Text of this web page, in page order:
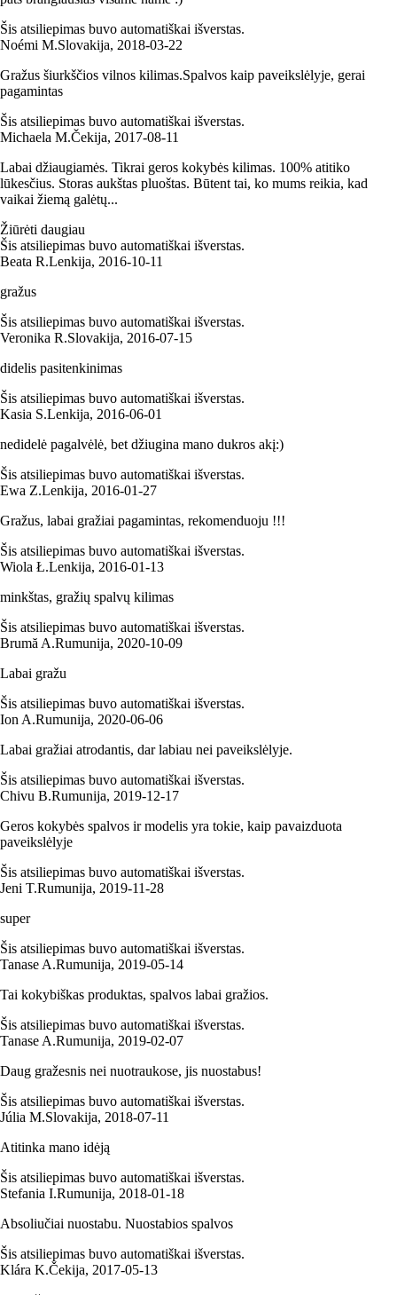
Šis atsiliepimas buvo automatiškai išverstas.
Noémi M.Slovakija, 2018‑03‑22
Gražus šiurkščios vilnos kilimas.Spalvos kaip paveikslėlyje, gerai
pagamintas
Šis atsiliepimas buvo automatiškai išverstas.
Michaela M.Čekija, 2017‑08‑11
Labai džiaugiamės. Tikrai geros kokybės kilimas. 100% atitiko
lūkesčius. Storas aukštas pluoštas. Būtent tai, ko mums reikia, kad
vaikai žiemą galėtų...
Žiūrėti daugiau
Šis atsiliepimas buvo automatiškai išverstas.
Beata R.Lenkija, 2016‑10‑11
gražus
Šis atsiliepimas buvo automatiškai išverstas.
Veronika R.Slovakija, 2016‑07‑15
didelis pasitenkinimas
Šis atsiliepimas buvo automatiškai išverstas.
Kasia S.Lenkija, 2016‑06‑01
nedidelė pagalvėlė, bet džiugina mano dukros akį:)
Šis atsiliepimas buvo automatiškai išverstas.
Ewa Z.Lenkija, 2016‑01‑27
Gražus, labai gražiai pagamintas, rekomenduoju !!!
Šis atsiliepimas buvo automatiškai išverstas.
Wiola Ł.Lenkija, 2016‑01‑13
minkštas, gražių spalvų kilimas
Šis atsiliepimas buvo automatiškai išverstas.
Brumă A.Rumunija, 2020‑10‑09
Labai gražu
Šis atsiliepimas buvo automatiškai išverstas.
Ion A.Rumunija, 2020‑06‑06
Labai gražiai atrodantis, dar labiau nei paveikslėlyje.
Šis atsiliepimas buvo automatiškai išverstas.
Chivu B.Rumunija, 2019‑12‑17
Geros kokybės spalvos ir modelis yra tokie, kaip pavaizduota
paveikslėlyje
Šis atsiliepimas buvo automatiškai išverstas.
Jeni T.Rumunija, 2019‑11‑28
super
Šis atsiliepimas buvo automatiškai išverstas.
Tanase A.Rumunija, 2019‑05‑14
Tai kokybiškas produktas, spalvos labai gražios.
Šis atsiliepimas buvo automatiškai išverstas.
Tanase A.Rumunija, 2019‑02‑07
Daug gražesnis nei nuotraukose, jis nuostabus!
Šis atsiliepimas buvo automatiškai išverstas.
Júlia M.Slovakija, 2018‑07‑11
Atitinka mano idėją
Šis atsiliepimas buvo automatiškai išverstas.
Stefania I.Rumunija, 2018‑01‑18
Absoliučiai nuostabu. Nuostabios spalvos
Šis atsiliepimas buvo automatiškai išverstas.
Klára K.Čekija, 2017‑05‑13